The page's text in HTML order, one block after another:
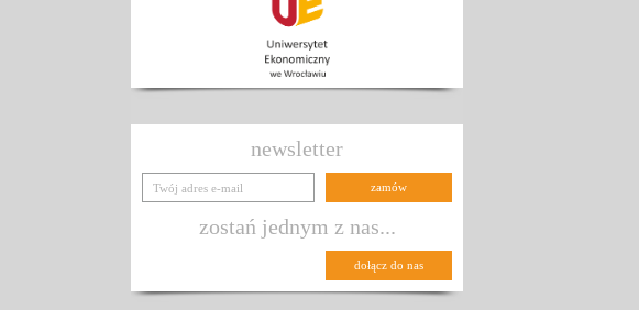
newsletter
zostań jednym z nas...